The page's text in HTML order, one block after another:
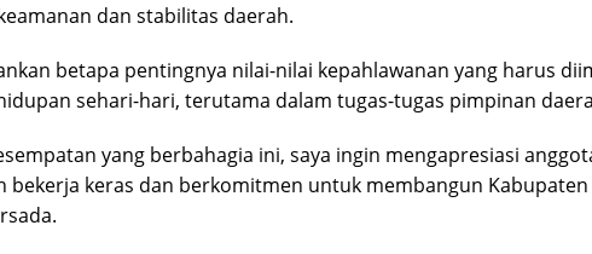
dan stabilitas daerah.
betapa pentingnya nilai-nilai kepahlawanan yang harus
sehari-hari, terutama dalam tugas-tugas pimpinan
yang berbahagia ini, saya ingin mengapresiasi
bekerja keras dan berkomitmen untuk membangun Kabupaten